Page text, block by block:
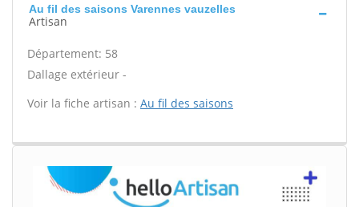
Au fil des saisons Varennes vauzelles
Artisan
Département: 58
Dallage extérieur -
Voir la fiche artisan : Au fil des saisons